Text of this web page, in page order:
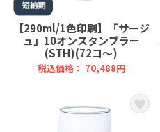
【290ml/1色印刷】「サージ
ュ」10オンスタンブラー
(STH)(72コ～)
税込価格： 70,488円